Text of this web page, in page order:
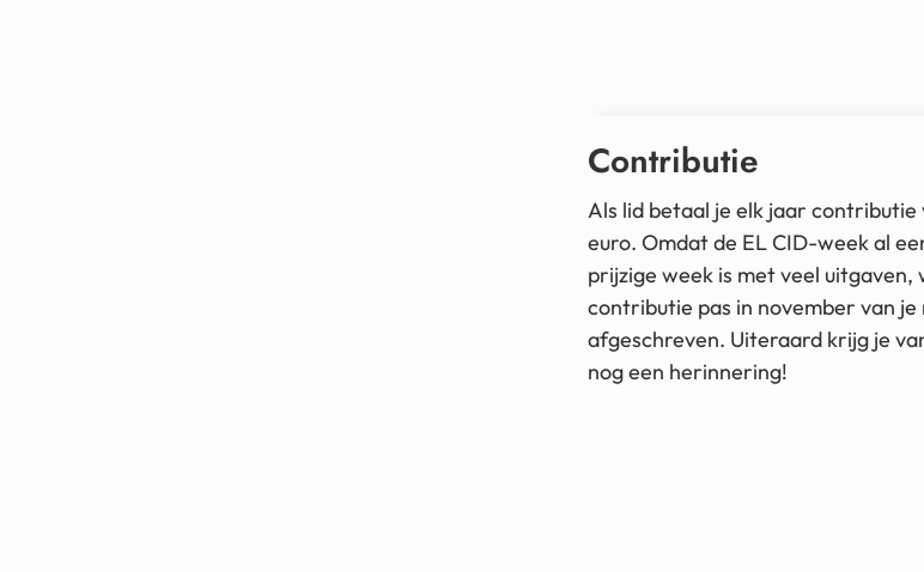
Contributie
Als lid betaal je elk jaar contributie
euro. Omdat de EL CID-week al
prijzige week is met veel uitgaven,
contributie pas in november van je
afgeschreven. Uiteraard krijg je
nog een herinnering!